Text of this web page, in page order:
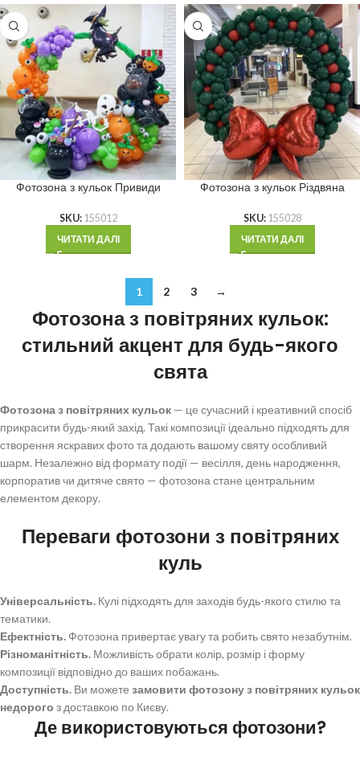
Фотозона з кульок Привиди
SKU: 155012
ЧИТАТИ ДАЛІ
Фотозона з кульок Різдвяна
SKU: 155028
ЧИТАТИ ДАЛІ
1 2 3 →
Фотозона з повітряних кульок:
стильний акцент для будь-якого
свята
Фотозона з повітряних кульок — це сучасний і креативний спосіб
прикрасити будь-який захід. Такі композиції ідеально підходять для
створення яскравих фото та додають вашому святу особливий
шарм. Незалежно від формату події — весілля, день народження,
корпоратив чи дитяче свято — фотозона стане центральним
елементом декору.
Переваги фотозони з повітряних
куль
Універсальність. Кулі підходять для заходів будь-якого стилю та
тематики.
Ефектність. Фотозона привертає увагу та робить свято незабутнім.
Різноманітність. Можливість обрати колір, розмір і форму
композиції відповідно до ваших побажань.
Доступність. Ви можете замовити фотозону з повітряних кульок
недорого з доставкою по Києву.
Де використовуються фотозони?